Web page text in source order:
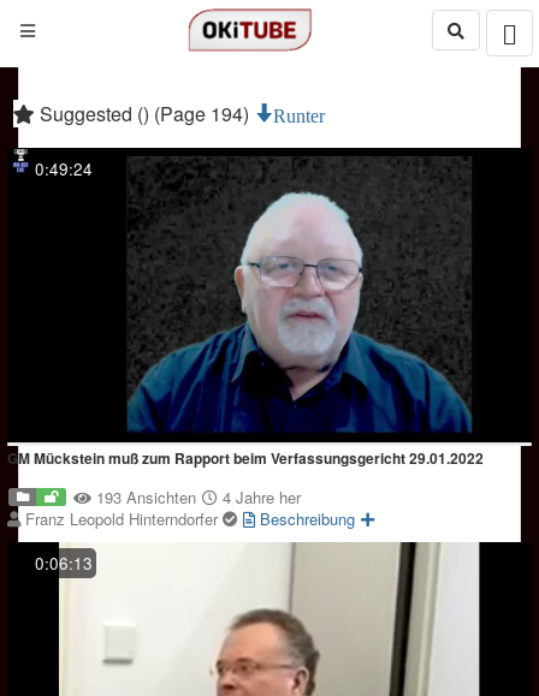
Suggested () (Page 194) Runter
0:49:24
GM Mückstein muß zum Rapport beim Verfassungsgericht 29.01.2022
193 Ansichten
4 Jahre her
Franz Leopold Hinterndorfer
Beschreibung
0:06:13